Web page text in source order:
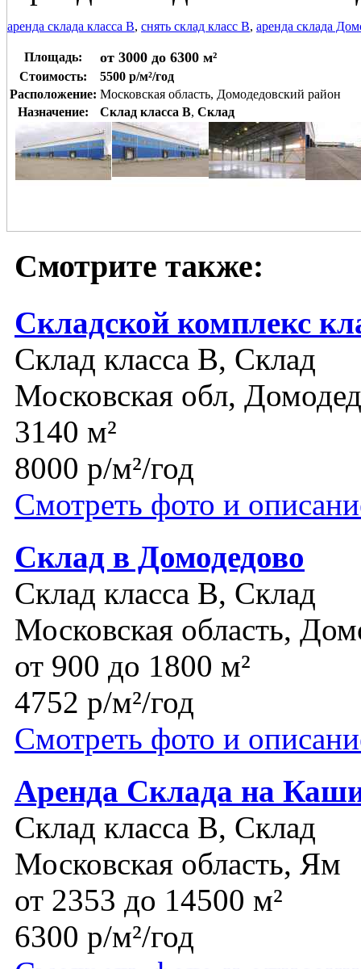
аренда склада класса В, снять склад класс В, аренда склада
Площадь: от 3000 до 6300 м²
Стоимость:
5500 р/м²/год
Расположение: Московская область, Домодедовский район
Назначение:
Склад класса B, Склад
Смотрите также:
Складской комплекс
Склад класса B, Склад
Московская обл,
3140 м²
8000 р/м²/год
Смотреть фото и
Склад в Домодедово
Склад класса B, Склад
Московская область,
от 900 до 1800 м²
4752 р/м²/год
Смотреть фото и
Аренда Склада на
Склад класса B, Склад
Московская область, Ям
от 2353 до 14500 м²
6300 р/м²/год